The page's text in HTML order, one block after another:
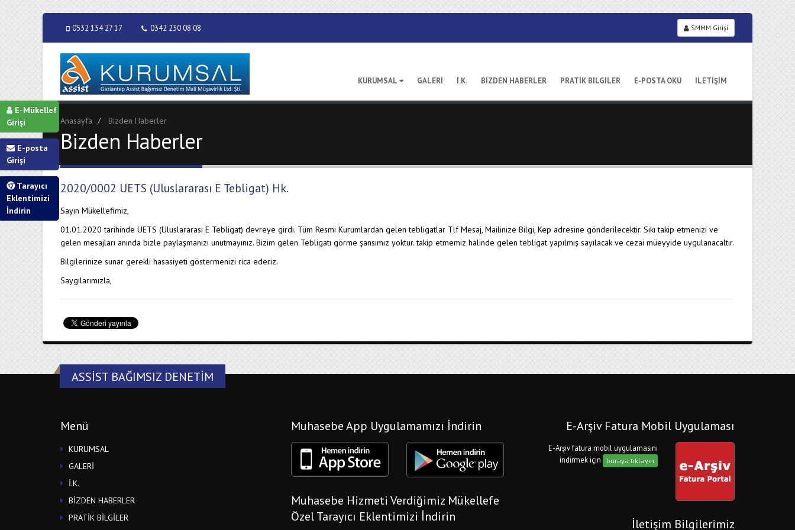
0532 134 27 17 0342 230 08 08 SMMM Girişi
KURUMSAL GALERİ İ.K. BİZDEN HABERLER PRATİK BİLGİLER E-POSTA OKU İLETİŞİM
Anasayfa Bizden Haberler
Bizden Haberler
2020/0002 UETS (Uluslararası E Tebligat) Hk.
Sayın Mükellefimiz,
01.01.2020 tarihinde UETS (Uluslararası E Tebligat) devreye girdi. Tüm Resmi Kurumlardan gelen tebligatlar Tlf Mesaj, Mailinize Bilgi, Kep adresine gönderilecektir. Sıkı takip etmenizi ve
gelen mesajları anında bizle paylaşmanızı unutmayınız. Bizim gelen Tebligatı görme şansımız yoktur. takip etmemiz halinde gelen tebligat yapılmış sayılacak ve cezai müeyyide uygulanacaltır.
Bilgilerinize sunar gerekli hasasiyeti göstermenizi rica ederiz.
Saygılarımızla,
ASSIST BAĞIMSIZ DENETIM
Menü
KURUMSAL
GALERİ
İ.K.
BİZDEN HABERLER
PRATİK BİLGİLER
Muhasebe App Uygulamamızı İndirin
Muhasebe Hizmeti Verdiğimiz Mükellefe
Özel Tarayıcı Eklentimizi İndirin
E-Arşiv Fatura Mobil Uygulaması
E-Arşiv fatura mobil uygulamasını
indirmek için
buraya tıklayın
İletişim Bilgilerimiz
E-Mükellef
Girişi
E-posta
Girişi
Tarayıcı
Eklentimizi
İndirin